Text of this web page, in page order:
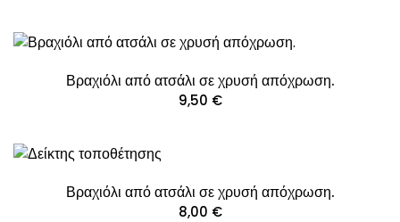
Βραχιόλι από ατσάλι σε χρυσή απόχρωση.
9,50 €
Βραχιόλι από ατσάλι σε χρυσή απόχρωση.
8,00 €